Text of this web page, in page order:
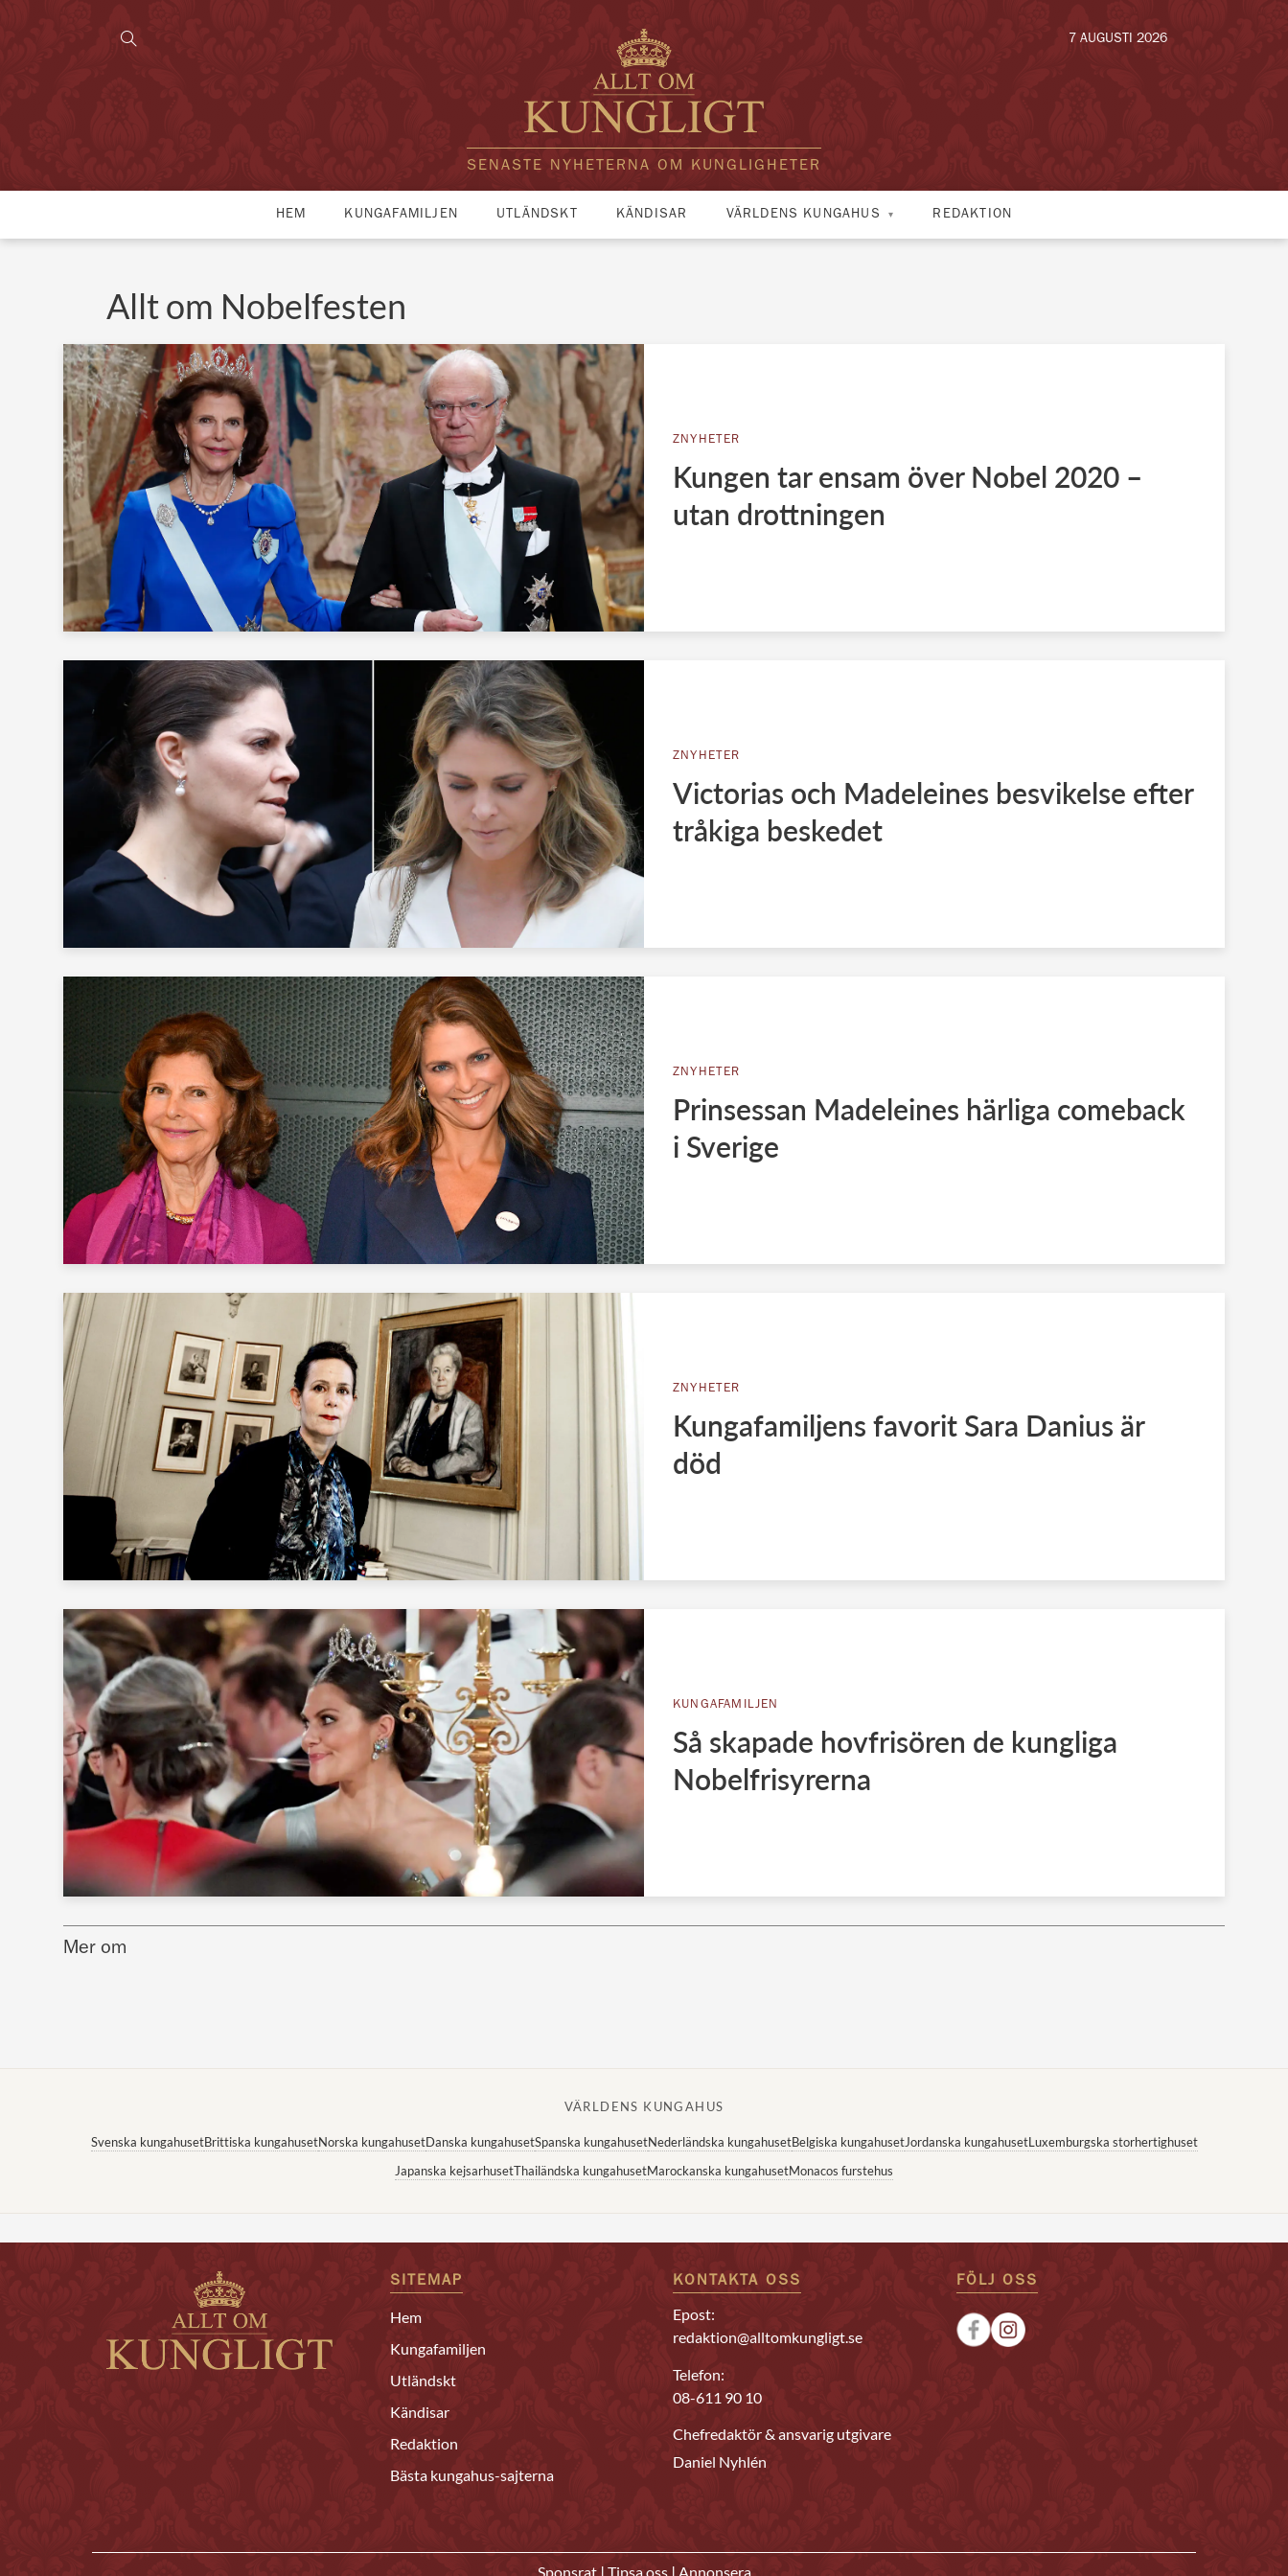
SENASTE NYHETERNA OM KUNGLIGHETER
7 AUGUSTI 2026
HEM KUNGAFAMILJEN UTLÄNDSKT KÄNDISAR VÄRLDENS KUNGAHUS REDAKTION
Allt om Nobelfesten
ZNYHETER
Kungen tar ensam över Nobel 2020 –
utan drottningen
ZNYHETER
Victorias och Madeleines besvikelse efter
tråkiga beskedet
ZNYHETER
Prinsessan Madeleines härliga comeback
i Sverige
ZNYHETER
Kungafamiljens favorit Sara Danius är
död
KUNGAFAMILJEN
Så skapade hovfrisören de kungliga
Nobelfrisyrerna
Mer om
VÄRLDENS KUNGAHUS
Svenska kungahusetBrittiska kungahusetNorska kungahusetDanska kungahusetSpanska kungahusetNederländska kungahusetBelgiska kungahusetJordanska kungahusetLuxemburgska storhertighuset
Japanska kejsarhusetThailändska kungahusetMarockanska kungahusetMonacos furstehus
SITEMAP
Hem
Kungafamiljen
Utländskt
Kändisar
Redaktion
Bästa kungahus-sajterna
KONTAKTA OSS
Epost:
redaktion@alltomkungligt.se
Telefon:
08-611 90 10
Chefredaktör & ansvarig utgivare
Daniel Nyhlén
FÖLJ OSS
Sponsrat Tipsa oss Annonsera